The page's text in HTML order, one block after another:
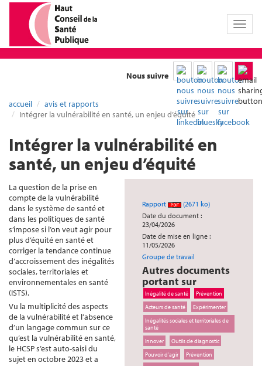
Toggle
Nous suivre
accueil
avis et rapports
Intégrer la vulnérabilité en santé, un enjeu d’équité
Intégrer la vulnérabilité en
santé, un enjeu d’équité
Rapport
(2671 ko)
Date du document :
23/04/2026
Date de mise en ligne :
11/05/2026
Groupe de travail
Autres documents
portant sur
Inégalité de santé
Prévention
Acteurs de santé
Expérimenter
Inégalités sociales et territoriales de
santé
Innover
Outils de diagnostic
Pouvoir d'agir
Prévention
La question de la prise en
compte de la vulnérabilité
dans le système de santé et
dans les politiques de santé
s’impose si l’on veut agir pour
plus d’équité en santé et
corriger la tendance continue
d’accroissement des inégalités
sociales, territoriales et
environnementales en santé
(ISTS).
Vu la multiplicité des aspects
de la vulnérabilité et l’absence
d’un langage commun sur ce
qu’est la vulnérabilité en santé,
le HCSP s’est auto-saisi du
sujet en octobre 2023 et a